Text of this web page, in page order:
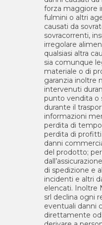
forza maggiore
fulmini o altri
causati da
sovracorrenti,
irregolare
qualsiasi altra
sia comunque
materiale o di
garanzia inoltre
intervenuti
punto vendita o
durante il
informazioni
perdita di
perdita di
danni
del prodotto;
di spedizione e
incidenti e altri
elencati. Inoltre
srl declina ogni
eventuali danni
direttamente